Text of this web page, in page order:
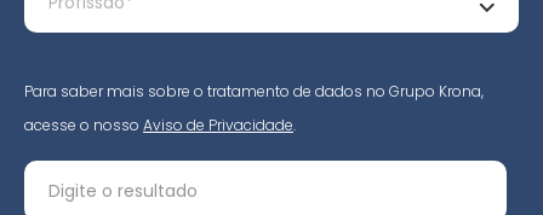
Para saber mais sobre o tratamento de dados no Grupo Krona,
acesse o nosso Aviso de Privacidade.